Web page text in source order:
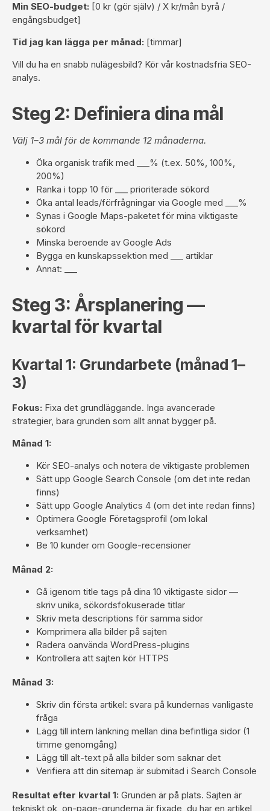
Min SEO-budget: [0 kr (gör själv) / X kr/mån byrå /
engångsbudget]
Tid jag kan lägga per månad: [timmar]
Vill du ha en snabb nulägesbild? Kör vår kostnadsfria SEO-
analys.
Steg 2: Definiera dina mål
Välj 1–3 mål för de kommande 12 månaderna.
Öka organisk trafik med ___% (t.ex. 50%, 100%,
200%)
Ranka i topp 10 för ___ prioriterade sökord
Öka antal leads/förfrågningar via Google med ___%
Synas i Google Maps-paketet för mina viktigaste
sökord
Minska beroende av Google Ads
Bygga en kunskapssektion med ___ artiklar
Annat: ___
Steg 3: Årsplanering —
kvartal för kvartal
Kvartal 1: Grundarbete (månad 1–
3)
Fokus: Fixa det grundläggande. Inga avancerade
strategier, bara grunden som allt annat bygger på.
Månad 1:
Kör SEO-analys och notera de viktigaste problemen
Sätt upp Google Search Console (om det inte redan
finns)
Sätt upp Google Analytics 4 (om det inte redan finns)
Optimera Google Företagsprofil (om lokal
verksamhet)
Be 10 kunder om Google-recensioner
Månad 2:
Gå igenom title tags på dina 10 viktigaste sidor —
skriv unika, sökordsfokuserade titlar
Skriv meta descriptions för samma sidor
Komprimera alla bilder på sajten
Radera oanvända WordPress-plugins
Kontrollera att sajten kör HTTPS
Månad 3:
Skriv din första artikel: svara på kundernas vanligaste
fråga
Lägg till intern länkning mellan dina befintliga sidor (1
timme genomgång)
Lägg till alt-text på alla bilder som saknar det
Verifiera att din sitemap är submitad i Search Console
Resultat efter kvartal 1: Grunden är på plats. Sajten är
tekniskt ok, on-page-grunderna är fixade, du har en artikel